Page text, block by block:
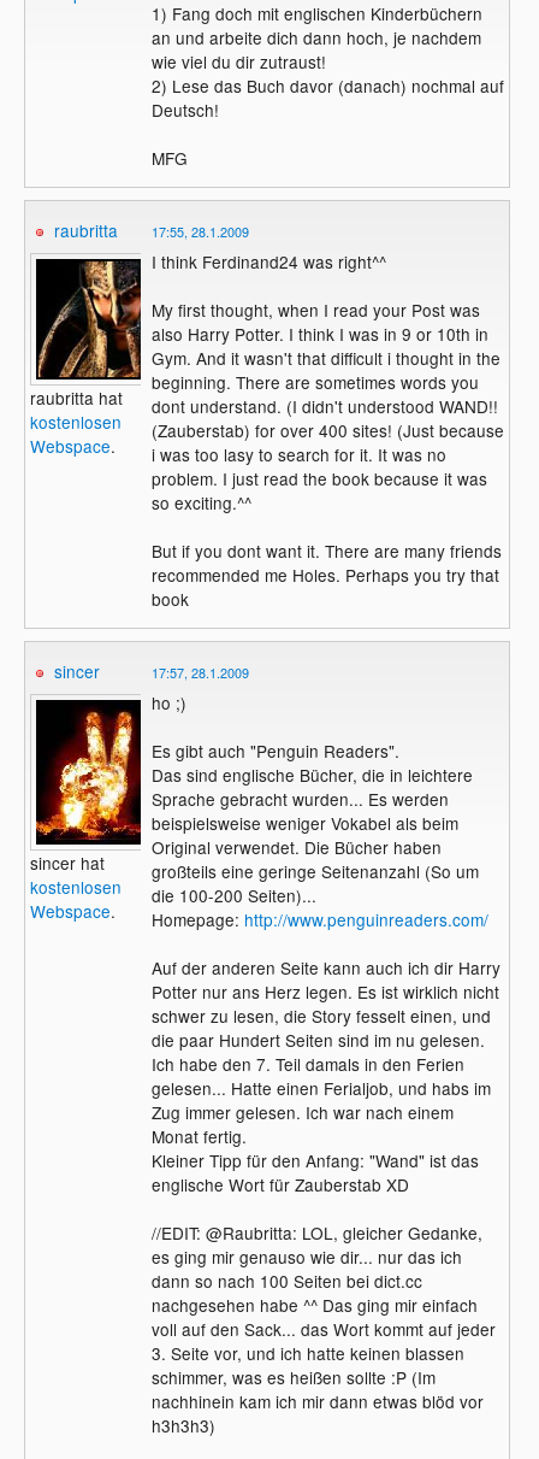
1) Fang doch mit englischen Kinderbüchern
an und arbeite dich dann hoch, je nachdem
wie viel du dir zutraust!
2) Lese das Buch davor (danach) nochmal auf
Deutsch!
MFG
raubritta
raubritta hat
kostenlosen
Webspace.
17:55, 28.1.2009
I think Ferdinand24 was right^^
My first thought, when I read your Post was
also Harry Potter. I think I was in 9 or 10th in
Gym. And it wasn't that difficult i thought in the
beginning. There are sometimes words you
dont understand. (I didn't understood WAND!!
(Zauberstab) for over 400 sites! (Just because
i was too lasy to search for it. It was no
problem. I just read the book because it was
so exciting.^^
But if you dont want it. There are many friends
recommended me Holes. Perhaps you try that
book
sincer
sincer hat
kostenlosen
Webspace.
17:57, 28.1.2009
ho ;)
Es gibt auch "Penguin Readers".
Das sind englische Bücher, die in leichtere
Sprache gebracht wurden... Es werden
beispielsweise weniger Vokabel als beim
Original verwendet. Die Bücher haben
großteils eine geringe Seitenanzahl (So um
die 100-200 Seiten)...
Homepage: http://www.penguinreaders.com/
Auf der anderen Seite kann auch ich dir Harry
Potter nur ans Herz legen. Es ist wirklich nicht
schwer zu lesen, die Story fesselt einen, und
die paar Hundert Seiten sind im nu gelesen.
Ich habe den 7. Teil damals in den Ferien
gelesen... Hatte einen Ferialjob, und habs im
Zug immer gelesen. Ich war nach einem
Monat fertig.
Kleiner Tipp für den Anfang: "Wand" ist das
englische Wort für Zauberstab XD
//EDIT: @Raubritta: LOL, gleicher Gedanke,
es ging mir genauso wie dir... nur das ich
dann so nach 100 Seiten bei dict.cc
nachgesehen habe ^^ Das ging mir einfach
voll auf den Sack... das Wort kommt auf jeder
3. Seite vor, und ich hatte keinen blassen
schimmer, was es heißen sollte :P (Im
nachhinein kam ich mir dann etwas blöd vor
h3h3h3)